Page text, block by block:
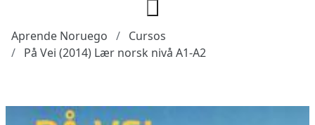
Aprende Noruego
Cursos
På Vei (2014) Lær norsk nivå A1-A2